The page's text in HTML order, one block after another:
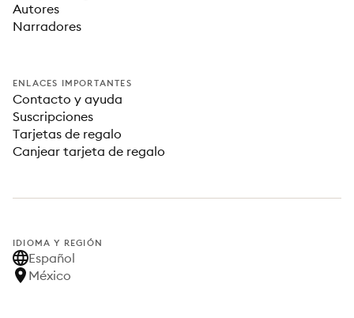
Autores
Narradores
ENLACES IMPORTANTES
Contacto y ayuda
Suscripciones
Tarjetas de regalo
Canjear tarjeta de regalo
IDIOMA Y REGIÓN
Español
México